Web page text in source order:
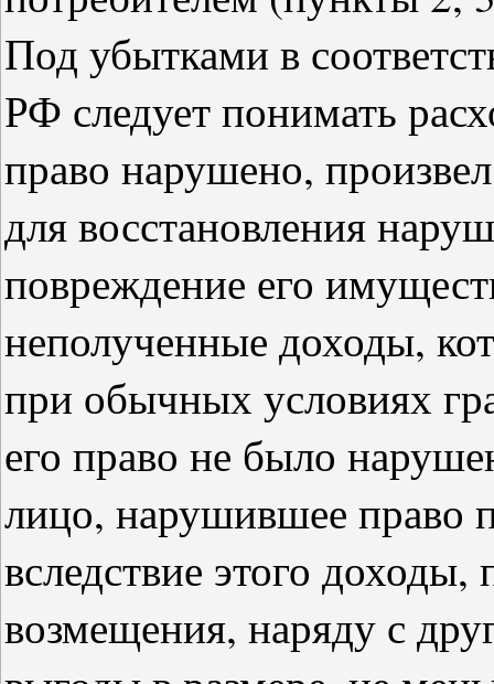
Под убытками в
РФ следует понимать
право нарушено,
для восстановления
повреждение его
неполученные доходы,
при обычных условиях
его право не было
лицо, нарушившее право
вследствие этого доходы,
возмещения, наряду с